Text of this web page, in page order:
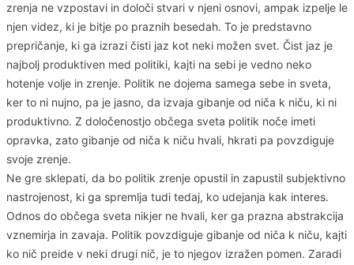
zrenja ne vzpostavi in določi stvari v njeni osnovi, ampak izpelje le
njen videz, ki je bitje po praznih besedah. To je predstavno
prepričanje, ki ga izrazi čisti jaz kot neki možen svet. Čist jaz je
najbolj produktiven med politiki, kajti na sebi je vedno neko
hotenje volje in zrenje. Politik ne dojema samega sebe in sveta,
ker to ni nujno, pa je jasno, da izvaja gibanje od niča k niču, ki ni
produktivno. Z določenostjo občega sveta politik noče imeti
opravka, zato gibanje od niča k niču hvali, hkrati pa povzdiguje
svoje zrenje.
Ne gre sklepati, da bo politik zrenje opustil in zapustil subjektivno
nastrojenost, ki ga spremlja tudi tedaj, ko udejanja kak interes.
Odnos do občega sveta nikjer ne hvali, ker ga prazna abstrakcija
vznemirja in zavaja. Politik povzdiguje gibanje od niča k niču, kajti
ko nič preide v neki drugi nič, je to njegov izražen pomen. Zaradi